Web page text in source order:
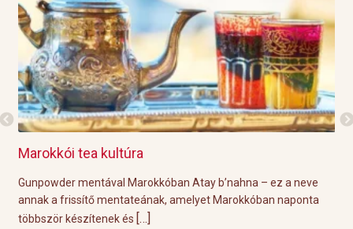
Marokkói tea kultúra
Gunpowder mentával Marokkóban Atay b’nahna – ez a neve
annak a frissítő mentateának, amelyet Marokkóban naponta
többször készítenek és […]